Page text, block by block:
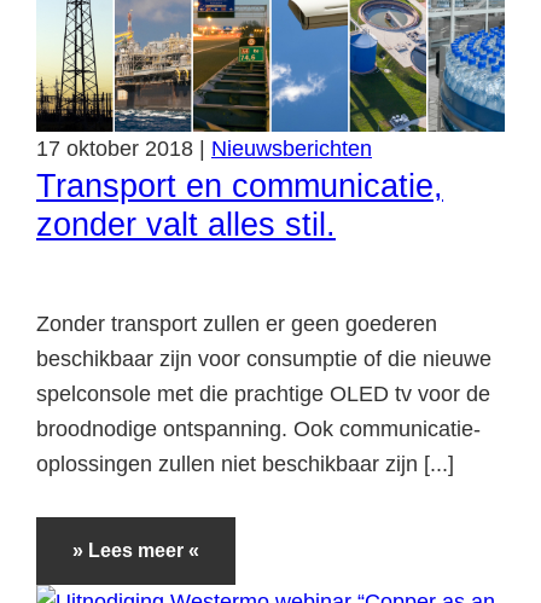
17 oktober 2018 Nieuwsberichten
Transport en communicatie,
zonder valt alles stil.
Zonder transport zullen er geen goederen
beschikbaar zijn voor consumptie of die nieuwe
spelconsole met die prachtige OLED tv voor de
broodnodige ontspanning. Ook communicatie-
oplossingen zullen niet beschikbaar zijn [...]
» Lees meer «